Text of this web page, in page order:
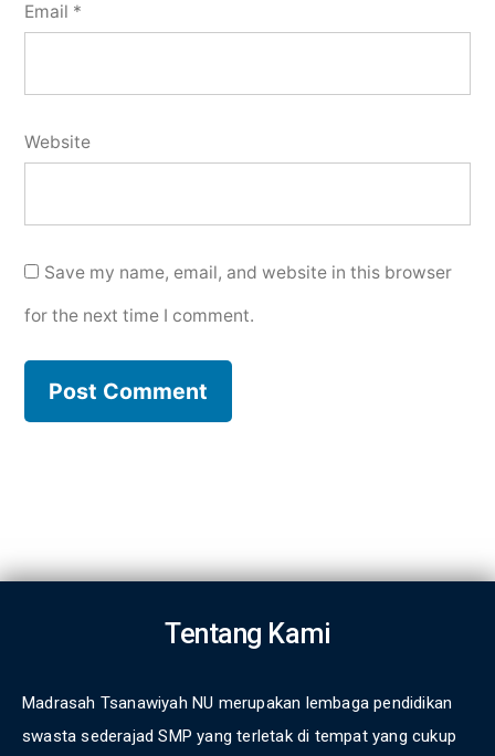
Email *
Website
Save my name, email, and website in this browser
for the next time I comment.
Tentang Kami
Madrasah Tsanawiyah NU merupakan lembaga pendidikan
swasta sederajad SMP yang terletak di tempat yang cukup